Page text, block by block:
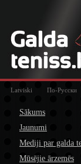
Latviski По-Русски
Sākums
Jaunumi
Mediji par galda
Mūsējie ārzemēs